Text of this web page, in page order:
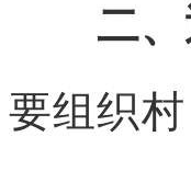
二
要组织